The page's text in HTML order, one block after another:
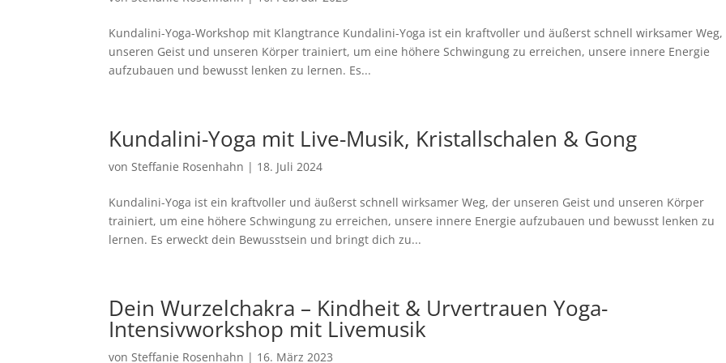
Kundalini-Yoga-Workshop mit Klangtrance Kundalini-Yoga ist ein kraftvoller und äußerst schnell wirksamer
unseren Geist und unseren Körper trainiert, um eine höhere Schwingung zu erreichen, unsere innere Energie
aufzubauen und bewusst lenken zu lernen. Es...
Kundalini-Yoga mit Live-Musik, Kristallschalen & Gong
vonSteffanie Rosenhahn | 18. Juli 2024
Kundalini-Yoga ist ein kraftvoller und äußerst schnell wirksamer Weg, der unseren Geist und unseren Körper
trainiert, um eine höhere Schwingung zu erreichen, unsere innere Energie aufzubauen und bewusst lenken zu
lernen. Es erweckt dein Bewusstsein und bringt dich zu...
Dein Wurzelchakra – Kindheit & Urvertrauen Yoga-
Intensivworkshop mit Livemusik
vonSteffanie Rosenhahn | 16. März 2023